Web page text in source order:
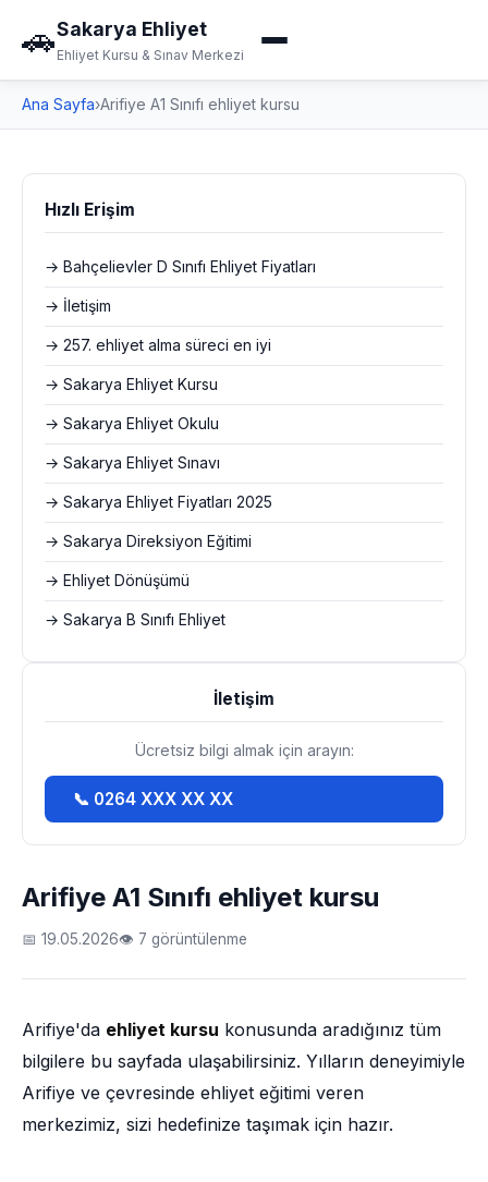
🚗Sakarya Ehliyet
Ehliyet Kursu & Sınav Merkezi
Ana Sayfa›Arifiye A1 Sınıfı ehliyet kursu
Arifiye A1 Sınıfı ehliyet kursu
📅 19.05.2026👁 7 görüntülenme
Arifiye'da ehliyet kursu konusunda aradığınız tüm
bilgilere bu sayfada ulaşabilirsiniz. Yılların deneyimiyle
Arifiye ve çevresinde ehliyet eğitimi veren
merkezimiz, sizi hedefinize taşımak için hazır.
Hızlı Erişim
→ Bahçelievler D Sınıfı Ehliyet Fiyatları
→ İletişim
→ 257. ehliyet alma süreci en iyi
→ Sakarya Ehliyet Kursu
→ Sakarya Ehliyet Okulu
→ Sakarya Ehliyet Sınavı
→ Sakarya Ehliyet Fiyatları 2025
→ Sakarya Direksiyon Eğitimi
→ Ehliyet Dönüşümü
→ Sakarya B Sınıfı Ehliyet
İletişim
Ücretsiz bilgi almak için arayın:
📞 0264 XXX XX XX